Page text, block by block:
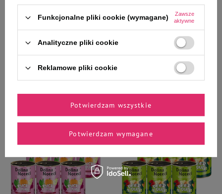
Dolina Noteci Superfood
Mokra karma dla psa Dolina
+
Do koszyka
Dolina Noteci Superfood
Mokra karma dla psa Dolina
Noteci Superfood sarna i
wołowina zestaw 6 x 400 g
21,98 zł / kg
+
Do koszyka
Funkcjonalne pliki cookie (wymagane)
Zawsze
aktywne
Analityczne pliki cookie
Reklamowe pliki cookie
Potwierdzam wymagane
Potwierdzam wszystkie